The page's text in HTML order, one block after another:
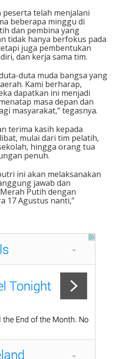
telah menjalani
beberapa minggu di
dan pembina yang
tidak hanya berfokus pada
juga pembentukan
dan kerja sama tim.
duta muda bangsa yang
Kami berharap,
dapatkan ini menjadi
masa depan dan
masyarakat,” tegasnya.
terima kasih kepada
mulai dari tim pelatih,
hingga orang tua
penuh.
ini akan melaksanakan
jawab dan
Putih dengan
17 Agustus nanti,”